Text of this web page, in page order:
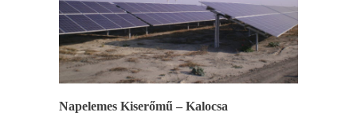
Napelemes Kiserőmű – Kalocsa